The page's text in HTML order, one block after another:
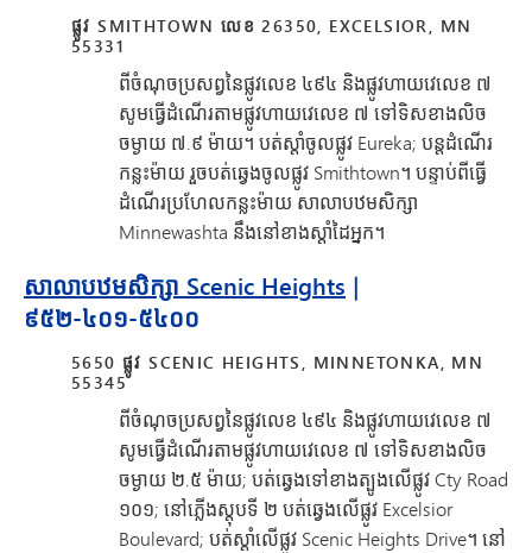
ផ្លូវ SMITHTOWN លេខ 26350, EXCELSIOR, MN
55331
ពីចំណុចប្រសព្វនៃផ្លូវលេខ ៤៩៤ និងផ្លូវហាយវេលេខ ៧
សូមធ្វើដំណើរតាមផ្លូវហាយវេលេខ ៧ ទៅទិសខាងលិច
ចម្ងាយ ៧.៩ ម៉ាយ។ បត់ស្តាំចូលផ្លូវ Eureka; បន្តដំណើរ
កន្លះម៉ាយ រួចបត់ឆ្វេងចូលផ្លូវ Smithtown។ បន្ទាប់ពីធ្វើ
ដំណើរប្រហែលកន្លះម៉ាយ សាលាបឋមសិក្សា
Minnewashta នឹងនៅខាងស្តាំដៃអ្នក។
សាលាបឋមសិក្សា Scenic Heights |
៩៥២-៤០១-៥៤០០
5650 ផ្លូវ SCENIC HEIGHTS, MINNETONKA, MN
55345
ពីចំណុចប្រសព្វនៃផ្លូវលេខ ៤៩៤ និងផ្លូវហាយវេលេខ ៧
សូមធ្វើដំណើរតាមផ្លូវហាយវេលេខ ៧ ទៅទិសខាងលិច
ចម្ងាយ ២.៥ ម៉ាយ; បត់ឆ្វេងទៅខាងត្បូងលើផ្លូវ Cty Road
១០១; នៅភ្លើងស្តុបទី ២ បត់ឆ្វេងលើផ្លូវ Excelsior
Boulevard; បត់ស្តាំលើផ្លូវ Scenic Heights Drive។ នៅ